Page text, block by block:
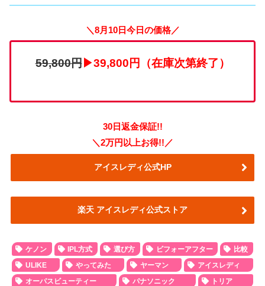
＼8月10日今日の価格／
59,800円▶39,800円（在庫次第終了）
30日返金保証!!
＼2万円以上お得!!／
アイスレディ公式HP
楽天 アイスレディ公式ストア
ケノン IPL方式 選び方 ビフォーアフター
比較
ULIKE
やってみた ヤーマン
アイスレディ
オーパスビューティー
パナソニック
トリア